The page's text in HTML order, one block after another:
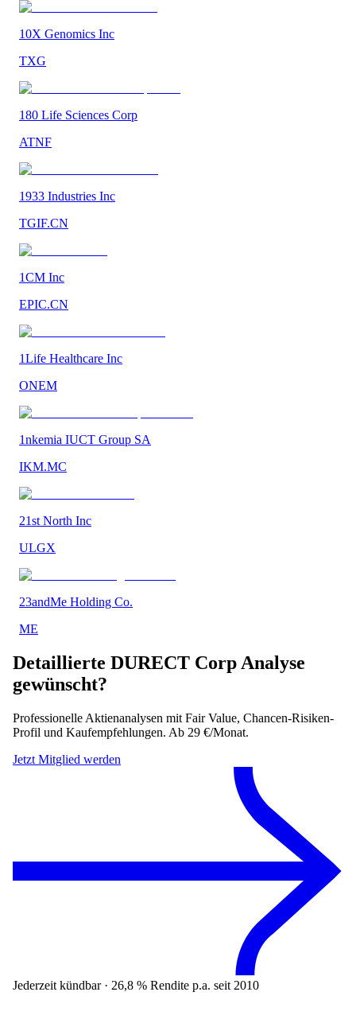
10X Genomics Inc
TXG
180 Life Sciences Corp
ATNF
1933 Industries Inc
TGIF.CN
1CM Inc
EPIC.CN
1Life Healthcare Inc
ONEM
1nkemia IUCT Group SA
IKM.MC
21st North Inc
ULGX
23andMe Holding Co.
ME
Detaillierte DURECT CorpAnalyse
gewünscht?
Professionelle Aktienanalysen mit Fair Value, Chancen-Risiken-
Profil und Kaufempfehlungen. Ab 29 €/Monat.
Jetzt Mitglied werden
Jederzeit kündbar · 26,8 % Rendite p.a. seit 2010